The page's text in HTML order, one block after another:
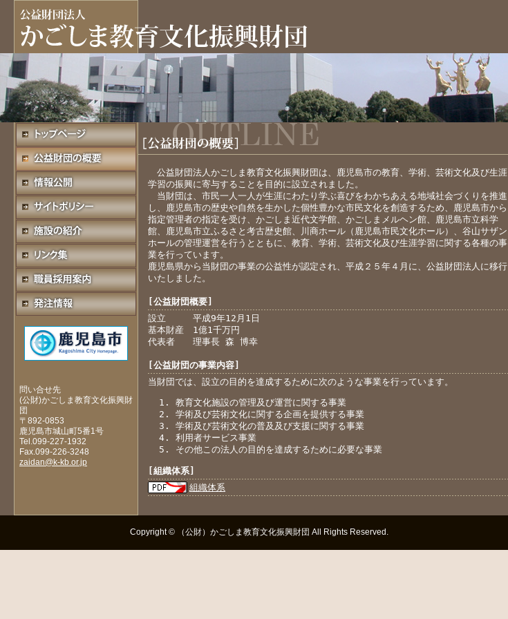
問い合せ先
(公財)かごしま教育文化振興財
団
〒892-0853
鹿児島市城山町5番1号
Tel.099-227-1932
Fax.099-226-3248
zaidan@k-kb.or.jp
公益財団法人かごしま教育文化振興財団は、鹿児島市の教育、学術、芸術文化及び生涯
学習の振興に寄与することを目的に設立されました。
当財団は、市民一人一人が生涯にわたり学ぶ喜びをわかちあえる地域社会づくりを推進
し、鹿児島市の歴史や自然を生かした個性豊かな市民文化を創造するため、鹿児島市から
指定管理者の指定を受け、かごしま近代文学館、かごしまメルヘン館、鹿児島市立科学
館、鹿児島市立ふるさと考古歴史館、川商ホール（鹿児島市民文化ホール）、谷山サザン
ホールの管理運営を行うとともに、教育、学術、芸術文化及び生涯学習に関する各種の事
業を行っています。
鹿児島県から当財団の事業の公益性が認定され、平成２５年４月に、公益財団法人に移行
いたしました。
[公益財団概要]
設立 平成9年12月1日
基本財産 1億1千万円
代表者 理事長 森 博幸
[公益財団の事業内容]
当財団では、設立の目的を達成するために次のような事業を行っています。
教育文化施設の管理及び運営に関する事業
学術及び芸術文化に関する企画を提供する事業
学術及び芸術文化の普及及び支援に関する事業
利用者サービス事業
その他この法人の目的を達成するために必要な事業
[組織体系]
組織体系
Copyright © （公財）かごしま教育文化振興財団 All Rights Reserved.